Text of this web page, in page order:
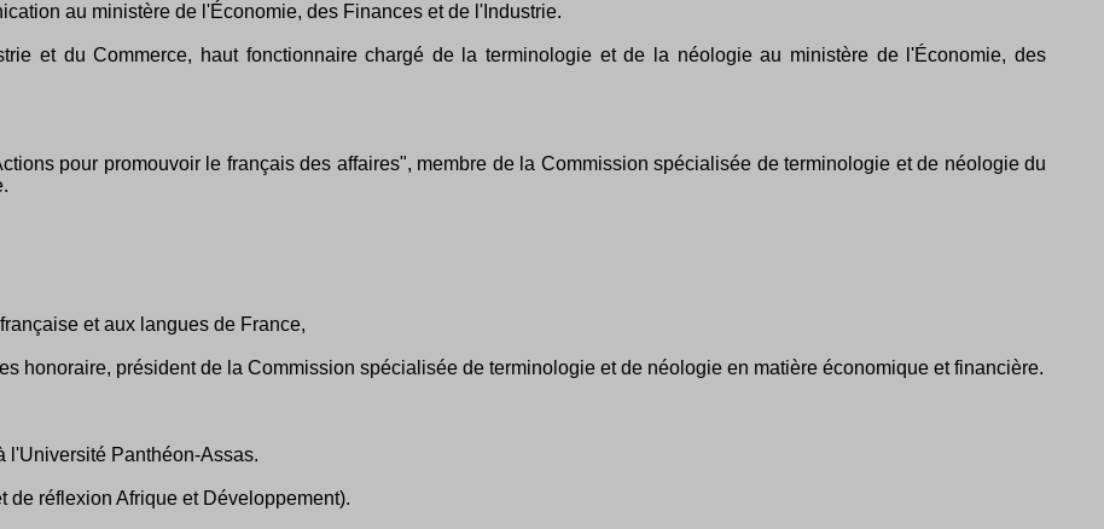
au ministère de l'Économie, des Finances et de l'Industrie.
et du Commerce, haut fonctionnaire chargé de la terminologie et de la néologie au ministère de l'Économie, des
pour promouvoir le français des affaires", membre de la Commission spécialisée de terminologie et de néologie du
et aux langues de France,
honoraire, président de la Commission spécialisée de terminologie et de néologie en matière économique et financière.
l'Université Panthéon-Assas.
de réflexion Afrique et Développement).